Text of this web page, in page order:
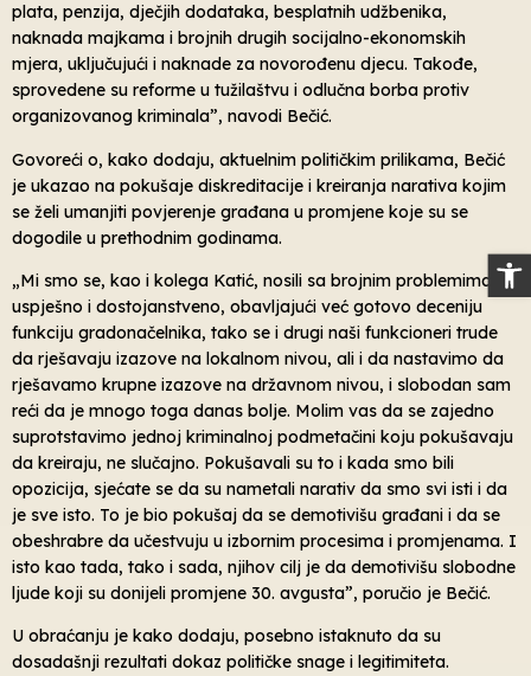
plata, penzija, dječjih dodataka, besplatnih udžbenika,
naknada majkama i brojnih drugih socijalno-ekonomskih
mjera, uključujući i naknade za novorođenu djecu. Takođe,
sprovedene su reforme u tužilaštvu i odlučna borba protiv
organizovanog kriminala”, navodi Bečić.
Govoreći o, kako dodaju, aktuelnim političkim prilikama, Bečić
je ukazao na pokušaje diskreditacije i kreiranja narativa kojim
se želi umanjiti povjerenje građana u promjene koje su se
dogodile u prethodnim godinama.
„Mi smo se, kao i kolega Katić, nosili sa brojnim problemima –
uspješno i dostojanstveno, obavljajući već gotovo deceniju
funkciju gradonačelnika, tako se i drugi naši funkcioneri trude
da rješavaju izazove na lokalnom nivou, ali i da nastavimo da
rješavamo krupne izazove na državnom nivou, i slobodan sam
reći da je mnogo toga danas bolje. Molim vas da se zajedno
suprotstavimo jednoj kriminalnoj podmetačini koju pokušavaju
da kreiraju, ne slučajno. Pokušavali su to i kada smo bili
opozicija, sjećate se da su nametali narativ da smo svi isti i da
je sve isto. To je bio pokušaj da se demotivišu građani i da se
obeshrabre da učestvuju u izbornim procesima i promjenama. I
isto kao tada, tako i sada, njihov cilj je da demotivišu slobodne
ljude koji su donijeli promjene 30. avgusta”, poručio je Bečić.
U obraćanju je kako dodaju, posebno istaknuto da su
dosadašnji rezultati dokaz političke snage i legitimiteta.